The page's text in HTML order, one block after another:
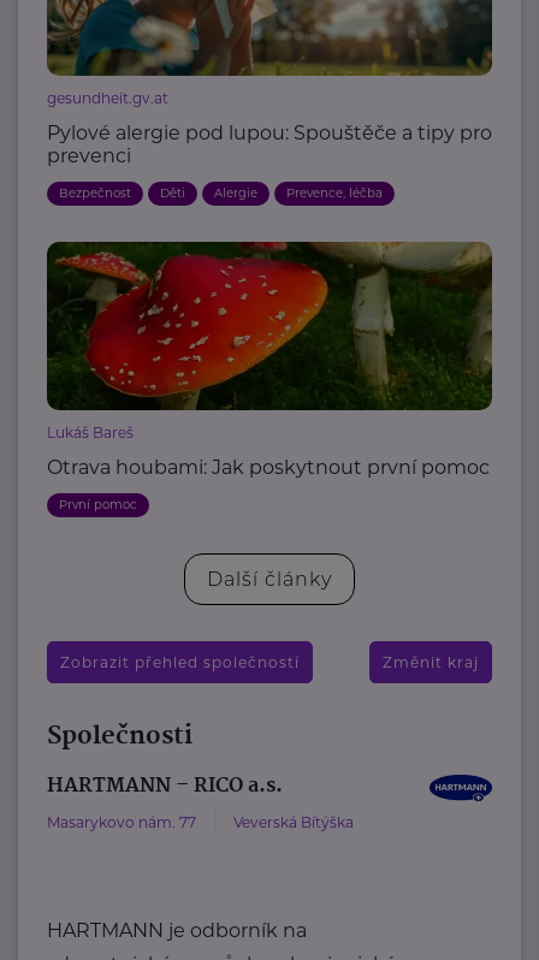
gesundheit.gv.at
Pylové alergie pod lupou: Spouštěče a tipy pro
prevenci
Bezpečnost Děti Alergie Prevence, léčba
Lukáš Bareš
Otrava houbami: Jak poskytnout první pomoc
První pomoc
Další články
Zobrazit přehled společností Změnit kraj
Společnosti
HARTMANN – RICO a.s.
Masarykovo nám. 77 Veverská Bítýška
HARTMANN je odborník na